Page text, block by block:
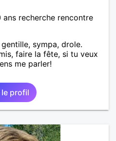
recherche rencontre
sympa, drole.
faire la fête, si tu veux
me parler!
le profil